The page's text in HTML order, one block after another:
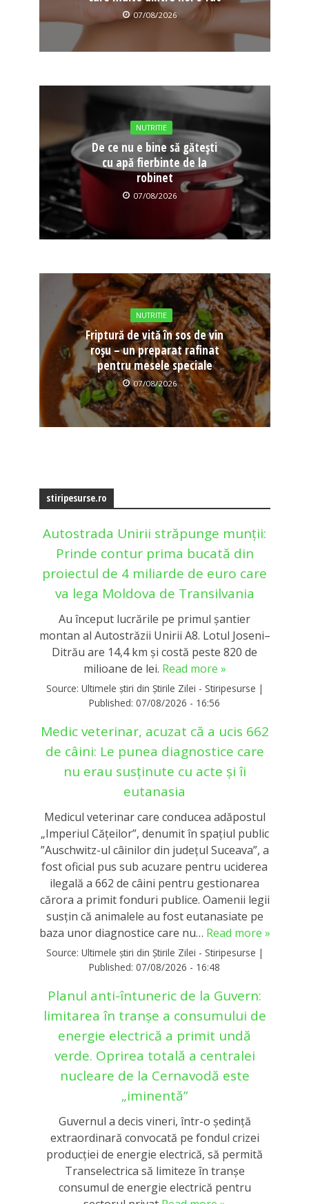
07/08/2026
NUTRITIE
De ce nu e bine să gătești
cu apă fierbinte de la
robinet
07/08/2026
NUTRITIE
Friptură de vită în sos de vin
roșu – un preparat rafinat
pentru mesele speciale
07/08/2026
stiripesurse.ro
Autostrada Unirii străpunge munții:
Prinde contur prima bucată din
proiectul de 4 miliarde de euro care
va lega Moldova de Transilvania
Au început lucrările pe primul șantier
montan al Autostrăzii Unirii A8. Lotul Joseni–
Ditrău are 14,4 km și costă peste 820 de
milioane de lei. Read more »
Source: Ultimele știri din Știrile Zilei - Stiripesurse |
Published: 07/08/2026 - 16:56
Medic veterinar, acuzat că a ucis 662
de câini: Le punea diagnostice care
nu erau susținute cu acte și îi
eutanasia
Medicul veterinar care conducea adăpostul
„Imperiul Căţeilor”, denumit în spaţiul public
”Auschwitz-ul câinilor din judeţul Suceava”, a
fost oficial pus sub acuzare pentru uciderea
ilegală a 662 de câini pentru gestionarea
cărora a primit fonduri publice. Oamenii legii
susțin că animalele au fost eutanasiate pe
baza unor diagnostice care nu… Read more »
Source: Ultimele știri din Știrile Zilei - Stiripesurse |
Published: 07/08/2026 - 16:48
Planul anti-întuneric de la Guvern:
limitarea în tranşe a consumului de
energie electrică a primit undă
verde. Oprirea totală a centralei
nucleare de la Cernavodă este
„iminentă”
Guvernul a decis vineri, într-o ședință
extraordinară convocată pe fondul crizei
producției de energie electrică, să permită
Transelectrica să limiteze în tranșe
consumul de energie electrică pentru